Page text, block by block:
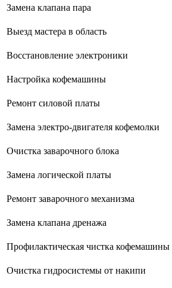
Замена клапана пара
Выезд мастера в область
Восстановление электроники
Настройка кофемашины
Ремонт силовой платы
Замена электро-двигателя кофемолки
Очистка заварочного блока
Замена логической платы
Ремонт заварочного механизма
Замена клапана дренажа
Профилактическая чистка кофемашины
Очистка гидросистемы от накипи